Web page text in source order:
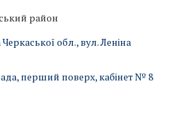
район
обл., вул. Леніна
перший поверх, кабінет № 8